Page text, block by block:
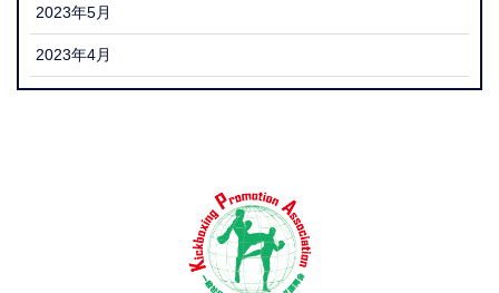
2023年5月
2023年4月